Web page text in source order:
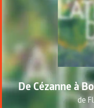
De Cézanne à
de